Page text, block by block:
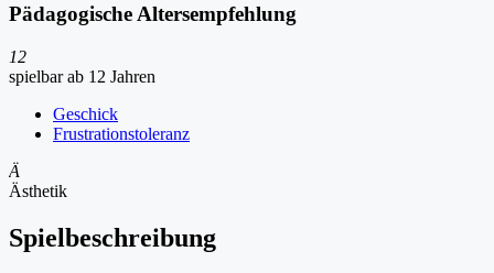
Pädagogische Altersempfehlung
12
spielbar ab 12 Jahren
Geschick
Frustrationstoleranz
Ä
Ästhetik
Spielbeschreibung